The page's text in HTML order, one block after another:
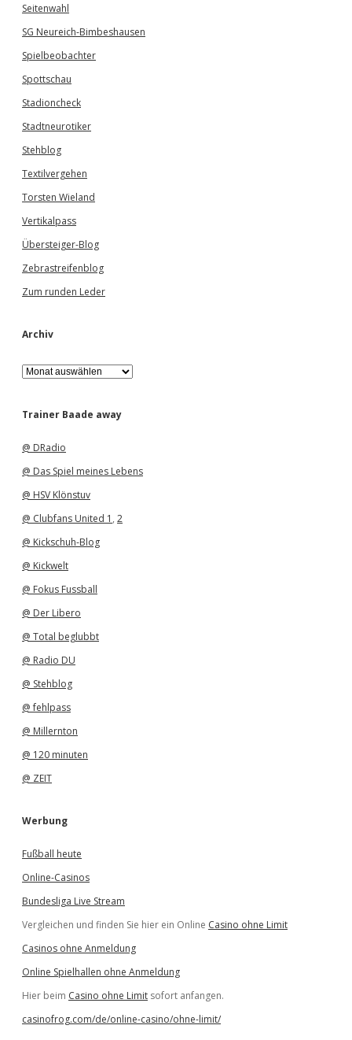
Seitenwahl
SG Neureich-Bimbeshausen
Spielbeobachter
Spottschau
Stadioncheck
Stadtneurotiker
Stehblog
Textilvergehen
Torsten Wieland
Vertikalpass
Übersteiger-Blog
Zebrastreifenblog
Zum runden Leder
Archiv
A
r
h
Trainer Baade away
@ DRadio
@ Das Spiel meines Lebens
@ HSV Klönstuv
@ Clubfans United 1 , 2
@ Kickschuh-Blog
@ Kickwelt
@ Fokus Fussball
@ Der Libero
@ Total beglubbt
@ Radio DU
@ Stehblog
@ fehlpass
@ Millernton
@ 120 minuten
@ ZEIT
Werbung
Fußball heute
Online-Casinos
Bundesliga Live Stream
Vergleichen und finden Sie hier ein Online Casino ohne Limit
Casinos ohne Anmeldung
Online Spielhallen ohne Anmeldung
Hier beim Casino ohne Limit sofort anfangen.
casinofrog.com/de/online-casino/ohne-limit/